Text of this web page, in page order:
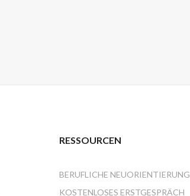
RESSOURCEN
BERUFLICHE NEUORIENTIERUNG
KOSTENLOSES ERSTGESPRÄCH